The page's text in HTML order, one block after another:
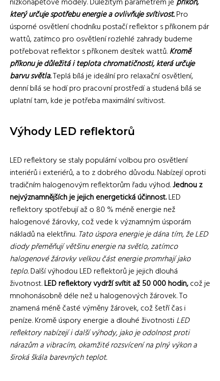
který určuje spotřebu energie a ovlivňuje svítivost.Pro
úsporné osvětlení chodníku postačí reflektor s příkonem pár
wattů, zatímco pro osvětlení rozlehlé zahrady budeme
potřebovat reflektor s příkonem desítek wattů.Kromě
příkonu je důležitá i teplota chromatičnosti, která určuje
barvu světla.Teplá bílá je ideální pro relaxační osvětlení,
denní bílá se hodí pro pracovní prostředí a studená bílá se
uplatní tam, kde je potřeba maximální svítivost.
Výhody LED reflektorů
LED reflektory se staly populární volbou pro osvětlení
interiérů i exteriérů, a to z dobrého důvodu. Nabízejí oproti
tradičním halogenovým reflektorům řadu výhod.Jednou z
nejvýznamnějších je jejich energetická účinnost.LED
reflektory spotřebují až o 80 % méně energie než
halogenové žárovky, což vede k významným úsporám
nákladů na elektřinu. Tato úspora energie je dána tím, že LED
diody přeměňují většinu energie na světlo, zatímco
halogenové žárovky velkou část energie promrhají jako
teplo.Další výhodou LED reflektorů je jejich dlouhá
životnost.LED reflektory vydrží svítit až 50 000 hodin,což je
mnohonásobně déle než u halogenových žárovek. To
znamená méně časté výměny žárovek, což šetří čas i
peníze. Kromě úspory energie a dlouhé životnostiLED
reflektory nabízejí i další výhody, jako je odolnost proti
nárazům a vibracím, okamžité rozsvícení na plný výkon a
široká škála barevných teplot.